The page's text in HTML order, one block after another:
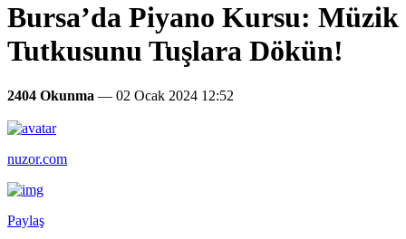
Bursa’da Piyano Kursu: Müzik
Tutkusunu Tuşlara Dökün!
2404 Okunma — 02 Ocak 2024 12:52
nuzor.com
Paylaş